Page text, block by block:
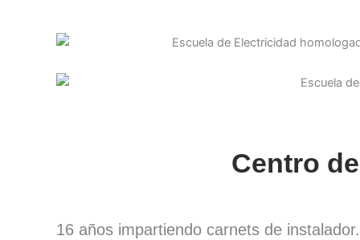
Centro
16 años impartiendo carnets de